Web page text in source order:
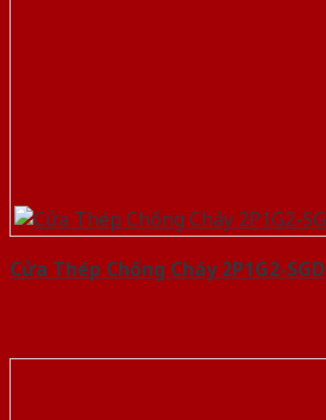
Cửa Thép Chống Cháy 2P1G2-SGD